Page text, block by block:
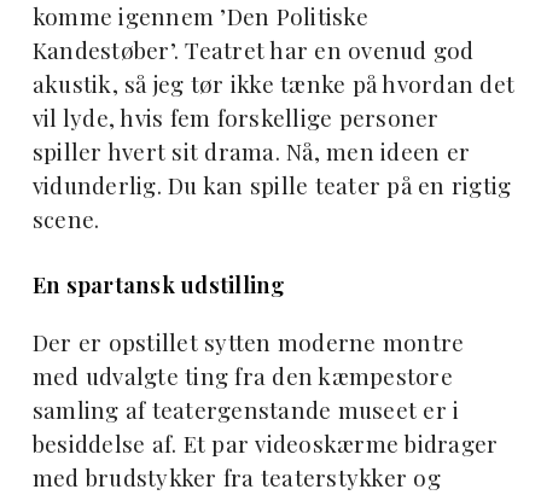
komme igennem ’Den Politiske
Kandestøber’. Teatret har en ovenud god
akustik, så jeg tør ikke tænke på hvordan det
vil lyde, hvis fem forskellige personer
spiller hvert sit drama. Nå, men ideen er
vidunderlig. Du kan spille teater på en rigtig
scene.
En spartansk udstilling
Der er opstillet sytten moderne montre
med udvalgte ting fra den kæmpestore
samling af teatergenstande museet er i
besiddelse af. Et par videoskærme bidrager
med brudstykker fra teaterstykker og